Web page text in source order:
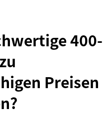
400-
Preisen